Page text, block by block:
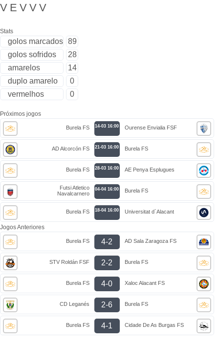
V E V V V
Stats
golos marcados 89
golos sofridos
28
amarelos
14
duplo amarelo
0
vermelhos
0
Próximos jogos
Burela FS 14-03 16:00 Ourense Envialia FSF
AD Alcorcón FS 21-03 16:00 Burela FS
Burela FS 28-03 16:00 AE Penya Esplugues
Futsi Atletico
Navalcarnero
04-04 16:00 Burela FS
Burela FS 18-04 16:00 Universitat d´Alacant
Jogos Anteriores
Burela FS 4-2 AD Sala Zaragoza FS
STV Roldán FSF 2-2 Burela FS
Burela FS 4-0 Xaloc Alacant FS
CD Leganés 2-6 Burela FS
Burela FS 4-1 Cidade De As Burgas FS